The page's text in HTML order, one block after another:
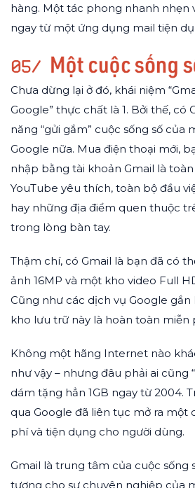
hàng. Một tác phong nhanh nhẹn
ngay từ một ứng dụng mail tiện
Chưa dừng lại ở đó, khái niệm
Google” thực chất là 1. Bởi thế, có
năng “gửi gắm” cuộc sống số của
Google nữa. Mua điện thoại mới,
nhập bằng tài khoản Gmail là
YouTube yêu thích, toàn bộ đầu
hay những địa điểm quen thuộc
trong lòng bàn tay.
Thậm chí, có Gmail là bạn đã có
ảnh 16MP và một kho video Full
Cũng như các dịch vụ Google gắn
kho lưu trữ này là hoàn toàn miễn
Không một hãng Internet nào
như vậy – nhưng đâu phải ai cũng
dám tặng hẳn 1GB ngay từ 2004.
qua Google đã liên tục mở ra một
phí và tiện dụng cho người dùng.
Gmail là trung tâm của cuộc sống
tượng cho sự chuyên nghiệp của